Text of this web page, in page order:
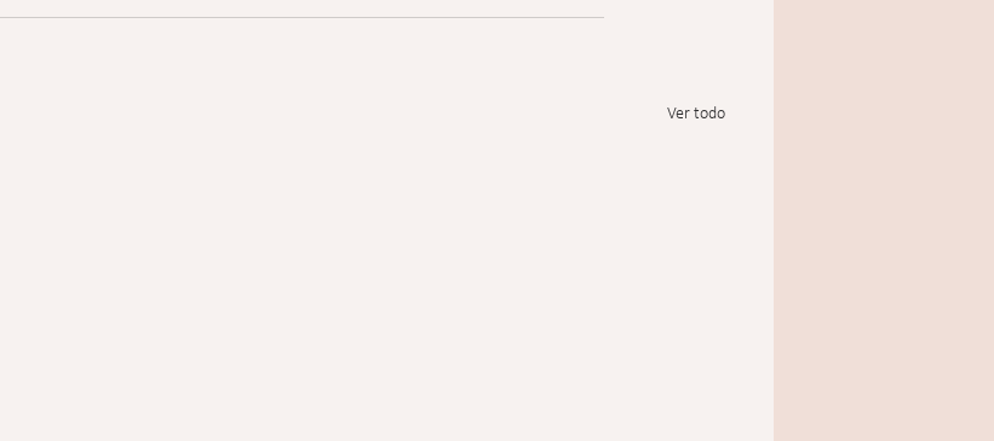
Ver todo